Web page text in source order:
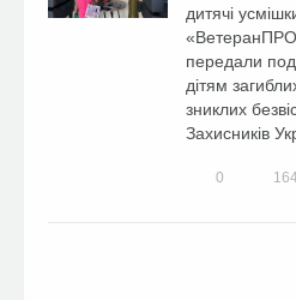
дитячі
передали
дітям
зниклих
Захисників
0